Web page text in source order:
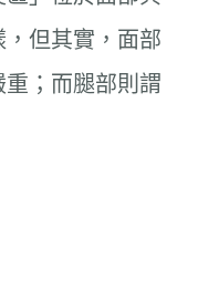
但其實，面部
；而腿部則謂